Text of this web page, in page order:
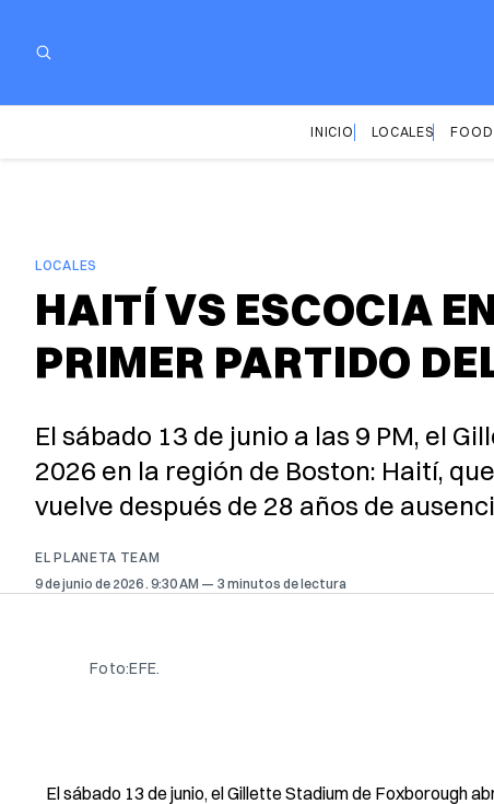
INICIO LOCALES FOOD
LOCALES
HAITÍ VS ESCOCIA
PRIMER PARTIDO
El sábado 13 de junio a las 9 PM, el
2026 en la región de Boston: Haití,
vuelve después de 28 años de
EL PLANETA TEAM
9 de junio de 2026 . 9:30 AM 3 minutos de lectura
Foto:EFE.
El sábado 13 de junio, el Gillette Stadium de Foxborough